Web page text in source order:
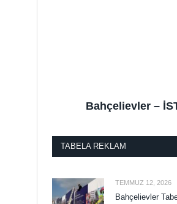
Bahçelievler –
TABELA REKLAM
TEMMUZ 12, 2026
Bahçelievler